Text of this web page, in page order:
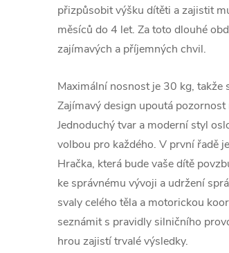
přizpůsobit výšku dítěti a zajistit
měsíců do 4 let. Za toto dlouhé
zajímavých a příjemných chvil.
Maximální nosnost je 30 kg, takže
Zajímavý design upoutá
Jednoduchý tvar a moderní styl
volbou pro každého. V první řadě
Hračka, která bude vaše dítě
ke správnému vývoji a udržení
svaly celého těla a motorickou
seznámit s pravidly silničního
hrou zajistí trvalé výsledky.